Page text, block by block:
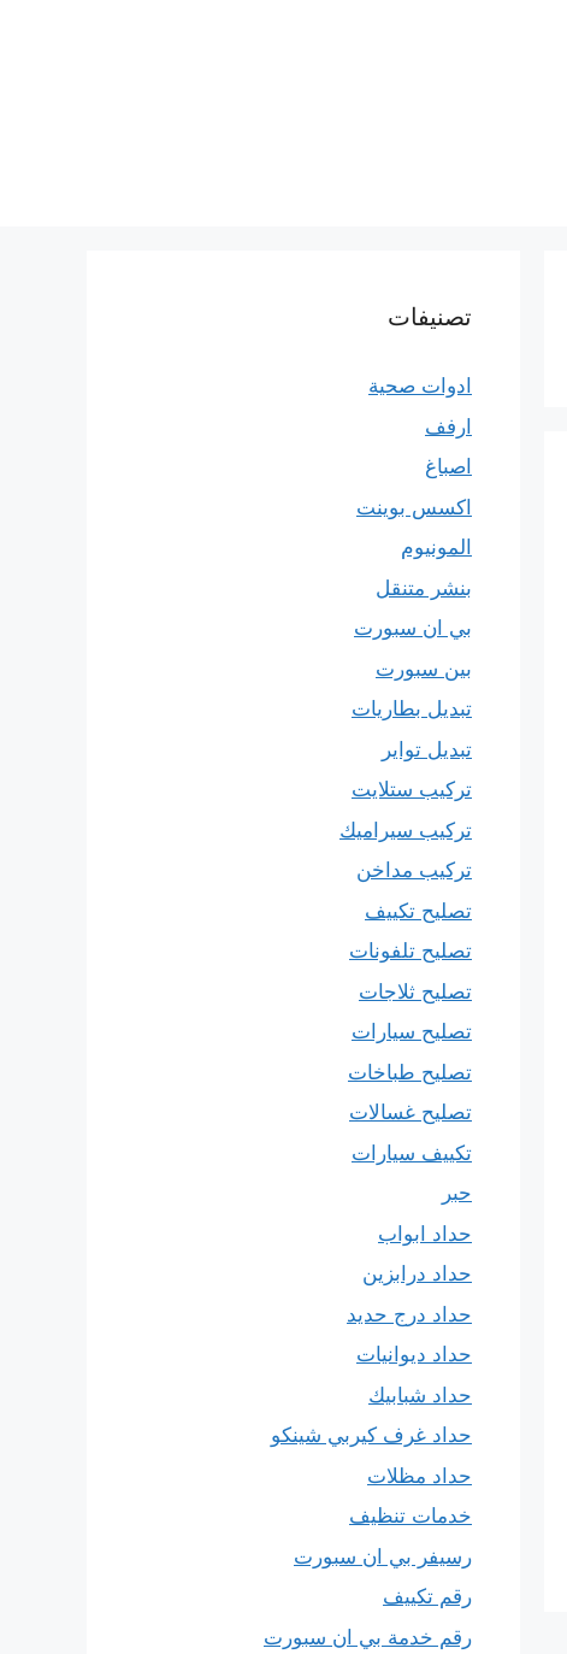
تصنيفات
ادوات صحية
ارفف
اصباغ
اكسس بوينت
المونيوم
بنشر متنقل
بي ان سبورت
بين سبورت
تبديل بطاريات
تبديل تواير
تركيب ستلايت
تركيب سيراميك
تركيب مداخن
تصليح تكييف
تصليح تلفونات
تصليح ثلاجات
تصليح سيارات
تصليح طباخات
تصليح غسالات
تكييف سيارات
حبر
حداد ابواب
حداد درابزين
حداد درج حديد
حداد ديوانيات
حداد شبابيك
حداد غرف كيربي شينكو
حداد مظلات
خدمات تنظيف
رسيفر بي ان سبورت
رقم تكييف
رقم خدمة بي ان سبورت